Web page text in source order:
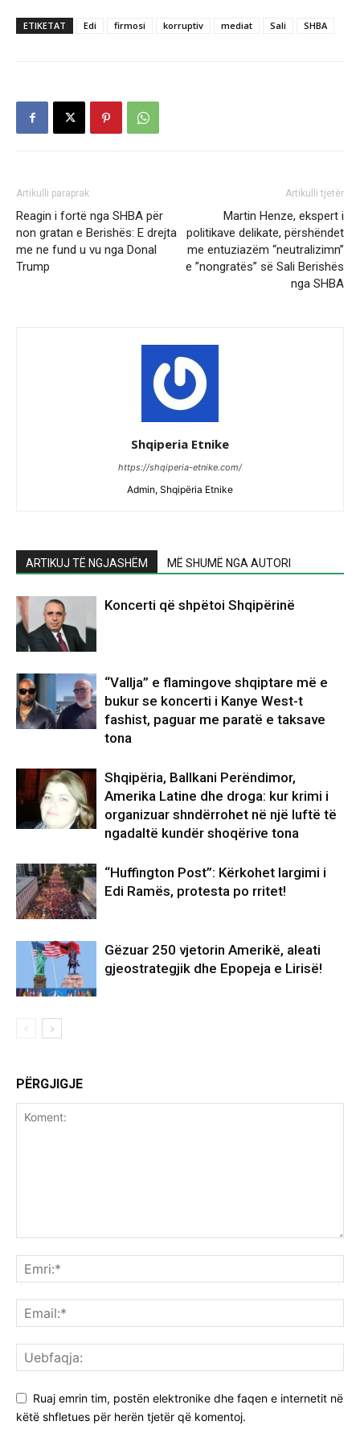
ETIKETAT Edi firmosi korruptiv mediat Sali SHBA
Artikulli paraprak
Reagin i fortë nga SHBA për
non gratan e Berishës: E drejta
me ne fund u vu nga Donal
Trump
Artikulli tjetër
Martin Henze, ekspert i
politikave delikate, përshëndet
me entuziazëm “neutralizimn”
e ”nongratës” së Sali Berishës
nga SHBA
Shqiperia Etnike
https://shqiperia-etnike.com/
Admin, Shqipëria Etnike
ARTIKUJ TË NGJASHËM MË SHUMË NGA AUTORI
Koncerti që shpëtoi Shqipërinë
“Vallja” e flamingove shqiptare më e
bukur se koncerti i Kanye West-t
fashist, paguar me paratë e taksave
tona
Shqipëria, Ballkani Perëndimor,
Amerika Latine dhe droga: kur krimi i
organizuar shndërrohet në një luftë të
ngadaltë kundër shoqërive tona
“Huffington Post”: Kërkohet largimi i
Edi Ramës, protesta po rritet!
Gëzuar 250 vjetorin Amerikë, aleati
gjeostrategjik dhe Epopeja e Lirisë!
PËRGJIGJE
Ruaj emrin tim, postën elektronike dhe faqen e internetit në
këtë shfletues për herën tjetër që komentoj.